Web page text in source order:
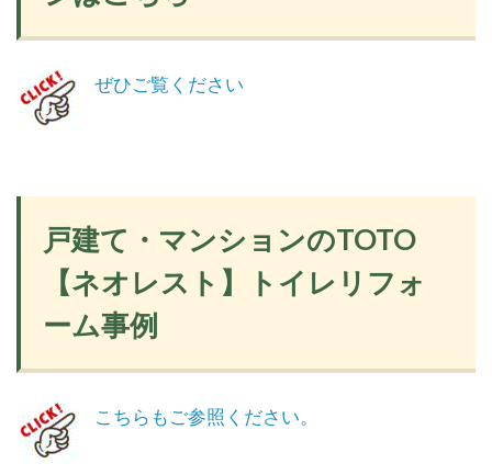
ぜひご覧ください
戸建て・マンションのTOTO
【ネオレスト】トイレリフォ
ーム事例
こちらもご参照ください。